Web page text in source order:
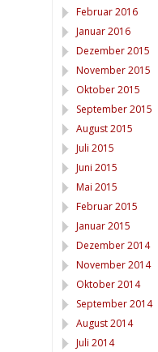
Februar 2016
Januar 2016
Dezember 2015
November 2015
Oktober 2015
September 2015
August 2015
Juli 2015
Juni 2015
Mai 2015
Februar 2015
Januar 2015
Dezember 2014
November 2014
Oktober 2014
September 2014
August 2014
Juli 2014